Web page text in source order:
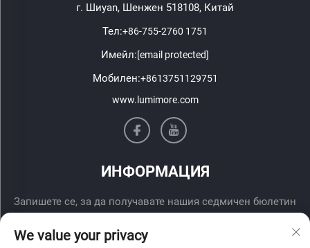
г. Шиyan, Шенжен 518108, Китай
Тел:+86-755-2760 1751
Имейл:[email protected]
Мобилен:+8613751129751
www.lumimore.com
ИНФОРМАЦИЯ
Запишете се, за да получавате нашия седмичен бюлетин
We value your privacy